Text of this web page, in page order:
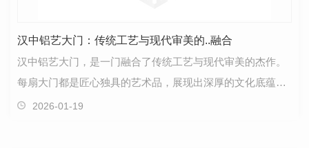
汉中铝艺大门：传统工艺与现代审美的..融合
汉中铝艺大门，是一门融合了传统工艺与现代审美的杰作。
每扇大门都是匠心独具的艺术品，展现出深厚的文化底蕴和..
的制作工艺。这些铝艺大门不仅仅是简单的出入口，…
2026-01-19